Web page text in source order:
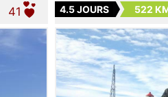
41 4.5 JOURS 522